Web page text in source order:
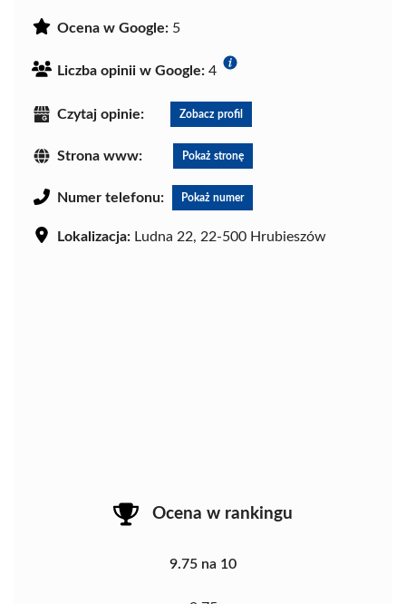
Ocena w Google: 5
Liczba opinii w Google: 4
Czytaj opinie: Zobacz profil
Strona www: Pokaż stronę
Numer telefonu: Pokaż numer
Lokalizacja: Ludna 22, 22-500 Hrubieszów
Ocena w rankingu
9.75 na 10